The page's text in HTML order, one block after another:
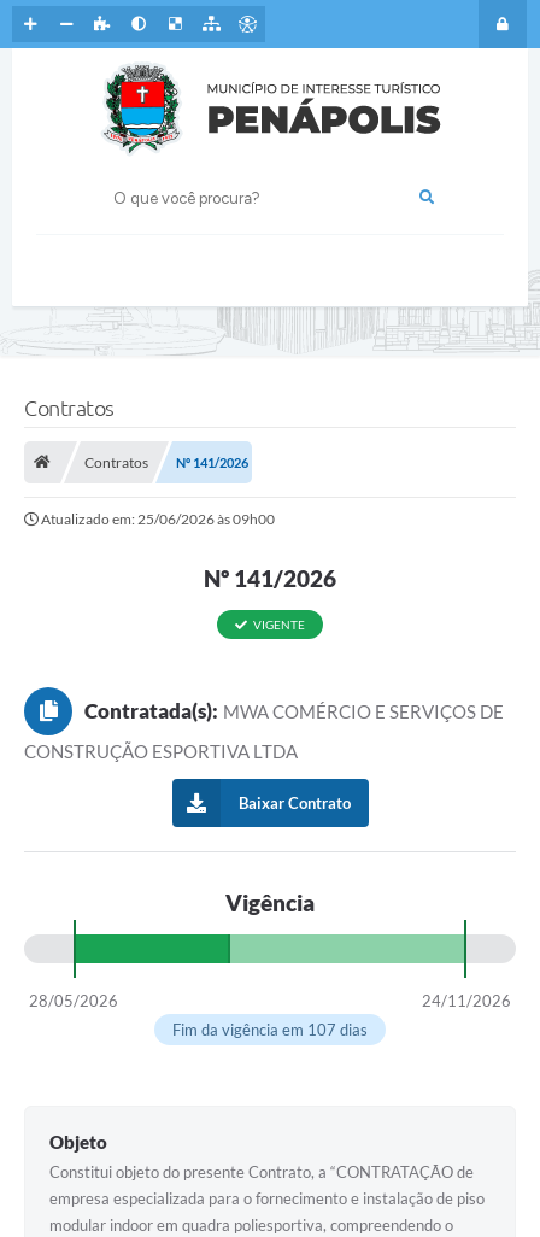
Contratos
Contratos Nº 141/2026
Atualizado em: 25/06/2026 às 09h00
Nº 141/2026
VIGENTE
Contratada(s): MWA COMÉRCIO E SERVIÇOS DE
CONSTRUÇÃO ESPORTIVA LTDA
Baixar Contrato
Vigência
28/05/2026
24/11/2026
Fim da vigência em 107 dias
Objeto
Constitui objeto do presente Contrato, a “CONTRATAÇÃO de
empresa especializada para o fornecimento e instalação de piso
modular indoor em quadra poliesportiva, compreendendo o